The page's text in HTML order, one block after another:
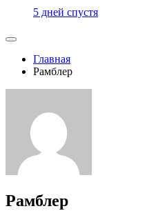
5 дней спустя
Главная
Рамблер
Рамблер